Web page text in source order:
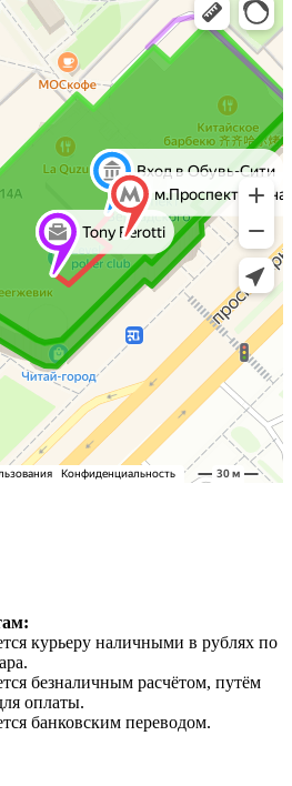
курьеру наличными в рублях по
безналичным расчётом, путём
оплаты.
банковским переводом.